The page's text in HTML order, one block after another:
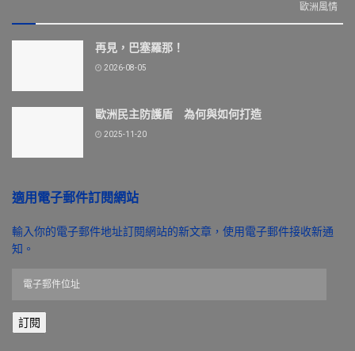
歐洲風情
再見，巴塞羅那！
2026-08-05
歐洲民主防護盾 為何與如何打造
2025-11-20
適用電子郵件訂閱網站
輸入你的電子郵件地址訂閱網站的新文章，使用電子郵件接收新通
知。
郵
件訂閱